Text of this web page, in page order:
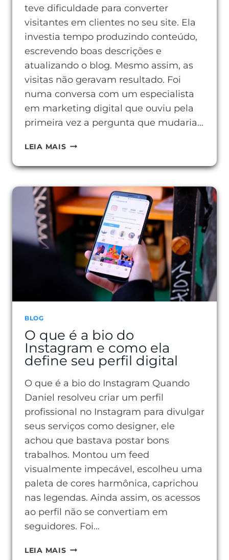
teve dificuldade para converter
visitantes em clientes no seu site. Ela
investia tempo produzindo conteúdo,
escrevendo boas descrições e
atualizando o blog. Mesmo assim, as
visitas não geravam resultado. Foi
numa conversa com um especialista
em marketing digital que ouviu pela
primeira vez a pergunta que mudaria…
LEIA MAISO
O
BOTÃO
CTA
E
POR
ELE
SEUS
BLOG
O que é a bio do
Instagram e como ela
define seu perfil digital
O que é a bio do Instagram Quando
Daniel resolveu criar um perfil
profissional no Instagram para divulgar
seus serviços como designer, ele
achou que bastava postar bons
trabalhos. Montou um feed
visualmente impecável, escolheu uma
paleta de cores harmônica, caprichou
nas legendas. Ainda assim, os acessos
ao perfil não se convertiam em
seguidores. Foi…
LEIA MAISO